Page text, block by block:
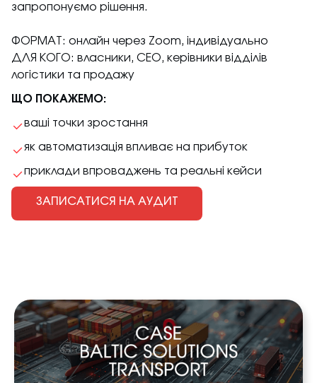
запропонуємо рішення.
ФОРМАТ: онлайн через Zoom, індивідуально
ДЛЯ КОГО: власники, СЕО, керівники відділів
логістики та продажу
ЩО ПОКАЖЕМО:
ваші точки зростання
як автоматизація впливає на прибуток
приклади впроваджень та реальні кейси
ЗАПИСАТИСЯ НА АУДИТ